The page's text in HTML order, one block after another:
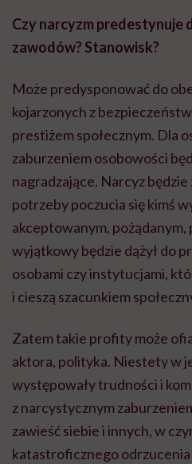
Czy narcyzm predestynuje
zawodów? Stanowisk?
Może predysponować do
kojarzonych z
prestiżem społecznym. Dla
zaburzeniem osobowości
nagradzające. Narcyz będzie
potrzeby poczucia się kimś
akceptowanym, pożądanym,
wyjątkowy będzie dążył do
osobami czy instytucjami,
i cieszą szacunkiem
Zatem takie profity może
aktora, polityka. Niestety w
występowały trudności i
z narcystycznym
zawieść siebie i innych, w
katastroficznego odrzucenia